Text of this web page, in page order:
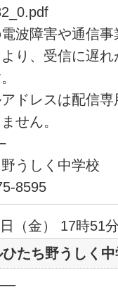
波障害や通信事
り、受信に遅
ドレスは配信専
せん。
うしく中学校
8595
（金） 17時51
たち野うしく